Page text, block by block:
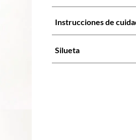
Instrucciones de
Silueta